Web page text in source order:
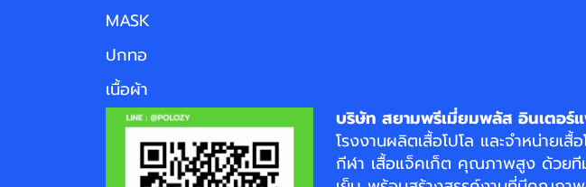
MASK
ปกทอ
เนื้อผ้า
บริษัท สยามพรีเมี่ยมพลัส อินเตอร์
โรงงานผลิตเสื้อโปโล และจำหน่ายเสื้
กีฬา เสื้อแจ็คเก็ต คุณภาพสูง ด้วยทีม